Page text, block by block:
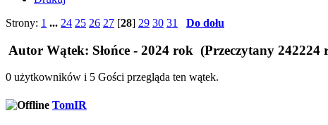
Strony: 1 ... 24 25 26 27 [28] 29 30 31 Do dołu
Autor Wątek: Słońce - 2024 rok (Przeczytany 242224
0 użytkowników i 5 Gości przegląda ten wątek.
TomIR